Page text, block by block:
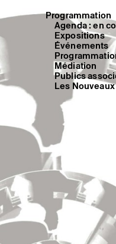
Programmation
Agenda : en
Expositions
Événements
Médiation
Publics
Les